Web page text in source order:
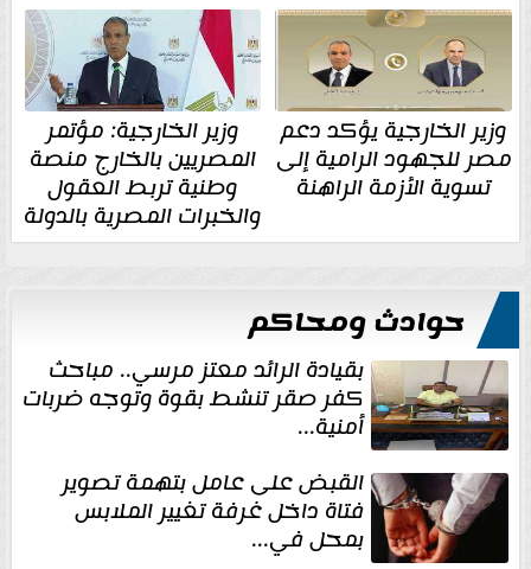
وزير الخارجية يؤكد دعم
مصر للجهود الرامية إلى
تسوية الأزمة الراهنة
وزير الخارجية: مؤتمر
المصريين بالخارج منصة
وطنية تربط العقول
والخبرات المصرية بالدولة
حوادث ومحاكم
بقيادة الرائد معتز مرسي.. مباحث
كفر صقر تنشط بقوة وتوجه ضربات
أمنية...
القبض على عامل بتهمة تصوير
فتاة داخل غرفة تغيير الملابس
بمحل في...